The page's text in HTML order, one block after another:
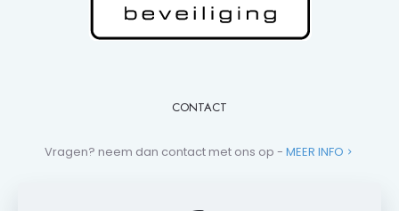
CONTACT
Vragen? neem dan contact met ons op - MEER INFO